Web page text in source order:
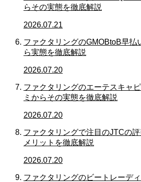
らその実態を徹底解説
2026.07.21
ファクタリングのGMOBtoB早払
ら実態を徹底解説
2026.07.20
ファクタリングのエーテスキャ
ミからその実態を徹底解説
2026.07.20
ファクタリングで注目のJTCの
メリットを徹底解説
2026.07.20
ファクタリングのビートレーデ